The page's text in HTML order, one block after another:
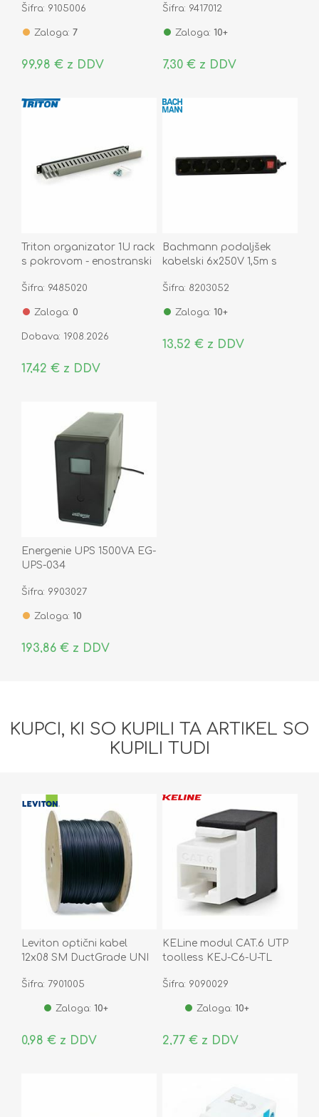
Šifra: 9105006
Zaloga: 7
99,98 € z DDV
Šifra: 9417012
Zaloga: 10+
7,30 € z DDV
Triton organizator 1U rack
s pokrovom - enostranski
Šifra: 9485020
Zaloga: 0
Dobava: 19.08.2026
17,42 € z DDV
Bachmann podaljšek
kabelski 6x250V 1,5m s
381.144S
Šifra: 8203052
Zaloga: 10+
13,52 € z DDV
Energenie UPS 1500VA EG-
UPS-034
Šifra: 9903027
Zaloga: 10
193,86 € z DDV
KUPCI, KI SO KUPILI TA ARTIKEL SO
KUPILI TUDI
Leviton optični kabel
12x08 SM DuctGrade UNI
Šifra: 7901005
Zaloga: 10+
0,98 € z DDV
KELine modul CAT.6 UTP
toolless KEJ-C6-U-TL
Šifra: 9090029
Zaloga: 10+
2,77 € z DDV